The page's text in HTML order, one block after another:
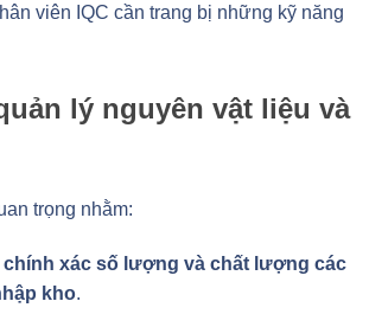
viên IQC cần trang bị những kỹ năng
lý nguyên vật liệu và
trọng nhằm:
chính xác số lượng và chất lượng các
kho.